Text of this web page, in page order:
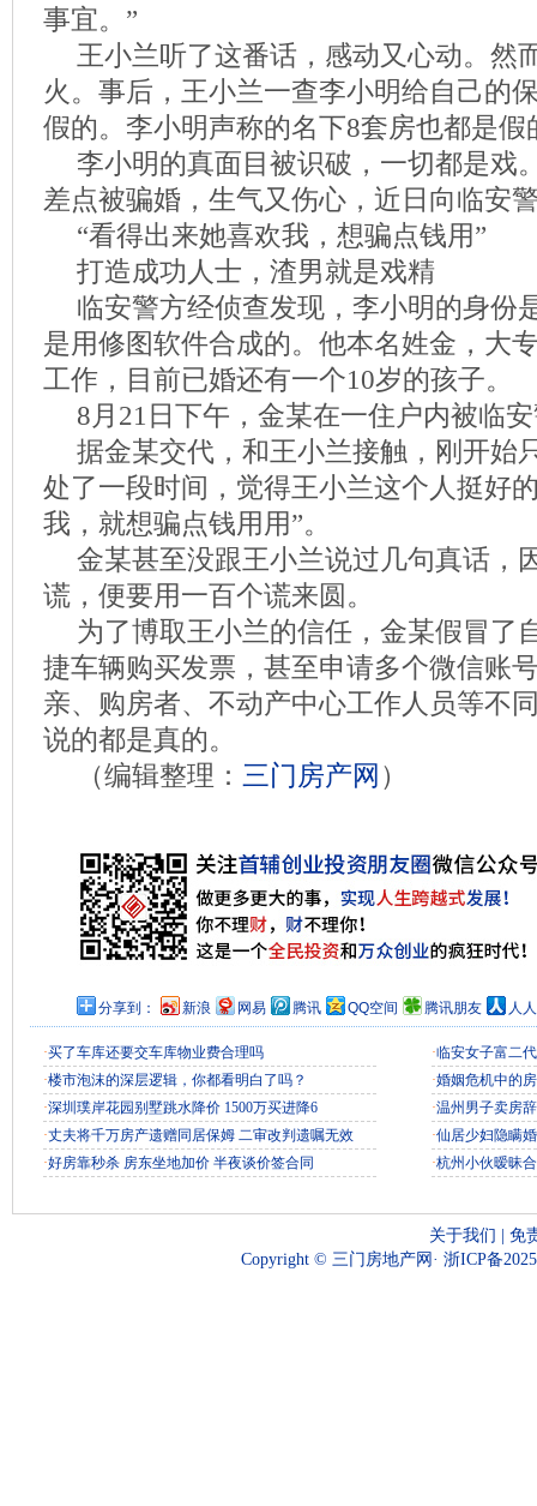
事宜。”
王小兰听了这番话，感动又心动。然
火。事后，王小兰一查李小明给自己的
假的。李小明声称的名下8套房也都是假
李小明的真面目被识破，一切都是戏
差点被骗婚，生气又伤心，近日向临安
“看得出来她喜欢我，想骗点钱用”
打造成功人士，渣男就是戏精
临安警方经侦查发现，李小明的身份
是用修图软件合成的。他本名姓金，大
工作，目前已婚还有一个10岁的孩子。
8月21日下午，金某在一住户内被临
据金某交代，和王小兰接触，刚开始
处了一段时间，觉得王小兰这个人挺好
我，就想骗点钱用用”。
金某甚至没跟王小兰说过几句真话，
谎，便要用一百个谎来圆。
为了博取王小兰的信任，金某假冒了
捷车辆购买发票，甚至申请多个微信账
亲、购房者、不动产中心工作人员等不
说的都是真的。
（编辑整理： 三门房产网 ）
分享到： 新浪 网易 腾讯 QQ空间 腾讯朋友 人
·买了车库还要交车库物业费合理吗
·楼市泡沫的深层逻辑，你都看明白了吗？
·深圳璞岸花园别墅跳水降价 1500万买进降6
·丈夫将千万房产遗赠同居保姆 二审改判遗嘱无效
·好房靠秒杀 房东坐地加价 半夜谈价签合同
·临安女子富二
·婚姻危机中的
·温州男子卖房
·仙居少妇隐瞒
·杭州小伙暧昧
关于我们
免
Copyright © 三门房地产网· 浙ICP备